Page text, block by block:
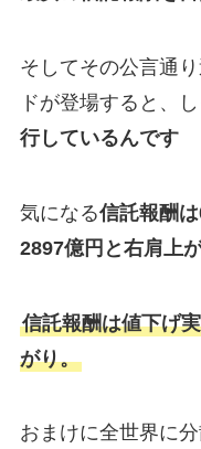
そしてその公言通
ドが登場すると、
行しているんです
気になる信託報酬
2897億円と右肩上
信託報酬は値下げ
がり。
おまけに全世界に